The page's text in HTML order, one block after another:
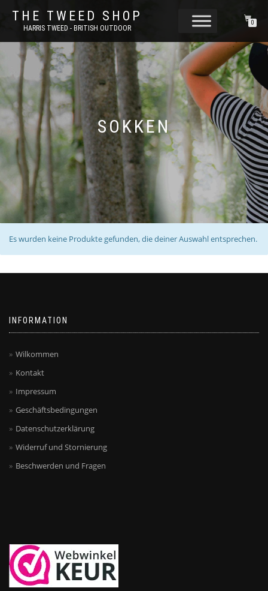
THE TWEED SHOP
HARRIS TWEED - BRITISH OUTDOOR
0
SOKKEN
Es wurden keine Produkte gefunden, die deiner Auswahl entsprechen.
INFORMATION
Wilkommen
Kontakt
Impressum
Geschäftsbedingungen
Datenschutzerklärung
Widerruf und Stornierung
Beschwerden und Fragen